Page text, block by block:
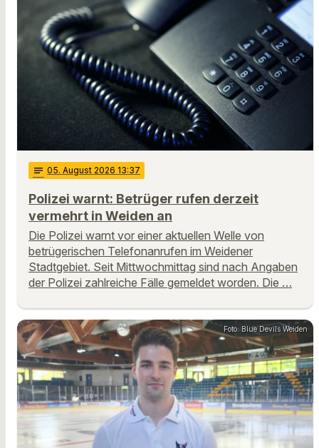
notes 05. August 2026 13:37
Polizei warnt: Betrüger rufen derzeit
vermehrt in Weiden an
Die Polizei warnt vor einer aktuellen Welle von
betrügerischen Telefonanrufen im Weidener
Stadtgebiet. Seit Mittwochmittag sind nach Angaben
der Polizei zahlreiche Fälle gemeldet worden. Die …
Foto: Blue Devils Weiden